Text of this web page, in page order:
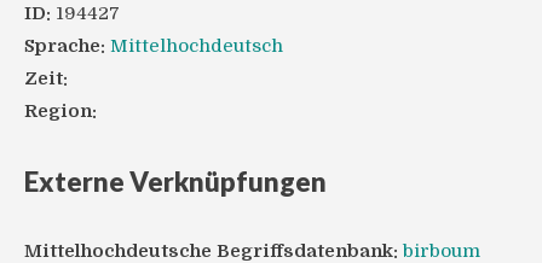
ID: 194427
Sprache: Mittelhochdeutsch
Zeit:
Region:
Externe Verknüpfungen
Mittelhochdeutsche Begriffsdatenbank: birboum